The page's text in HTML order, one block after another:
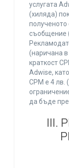
услугата
(хиляда)
полученото
съобщение
(наричана
краткост
Adwise,
CPM е 4
да бъде